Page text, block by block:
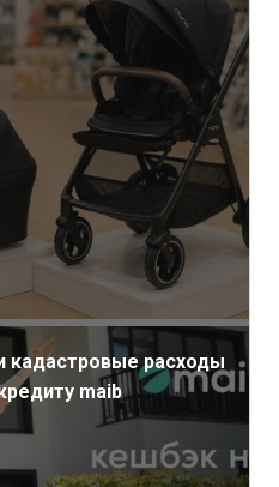
кадастровые расходы
maib